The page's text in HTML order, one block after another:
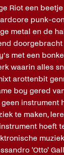
Riot een
punk-
metal en de
met een
waarin alles
arottenbit
boy gered
instrument
te maken,
hoeft
'Otto'